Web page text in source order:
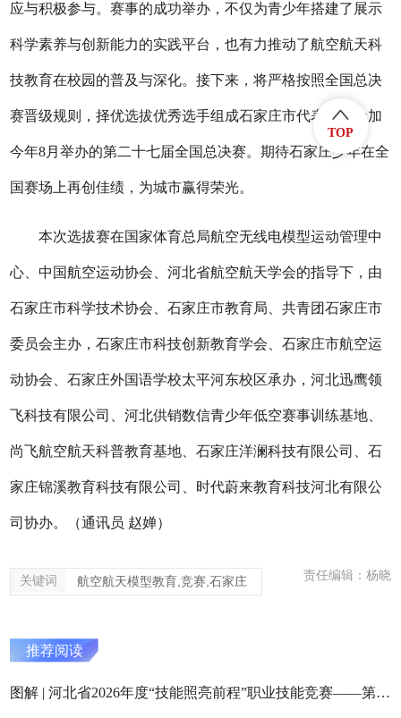
应与积极参与。赛事的成功举办，不仅为青少年搭建了展示
科学素养与创新能力的实践平台，也有力推动了航空航天科
技教育在校园的普及与深化。接下来，将严格按照全国总决
赛晋级规则，择优选拔优秀选手组成石家庄市代表队，参加
今年8月举办的第二十七届全国总决赛。期待石家庄少年在全
国赛场上再创佳绩，为城市赢得荣光。
本次选拔赛在国家体育总局航空无线电模型运动管理中
心、中国航空运动协会、河北省航空航天学会的指导下，由
石家庄市科学技术协会、石家庄市教育局、共青团石家庄市
委员会主办，石家庄市科技创新教育学会、石家庄市航空运
动协会、石家庄外国语学校太平河东校区承办，河北迅鹰领
飞科技有限公司、河北供销数信青少年低空赛事训练基地、
尚飞航空航天科普教育基地、石家庄洋澜科技有限公司、石
家庄锦溪教育科技有限公司、时代蔚来教育科技河北有限公
司协办。（通讯员 赵婵）
关键词 航空航天模型教育,竞赛,石家庄 责任编辑：杨晓
推荐阅读
图解 | 河北省2026年度“技能照亮前程”职业技能竞赛——第八届河北省残疾人职业技能竞赛
TOP